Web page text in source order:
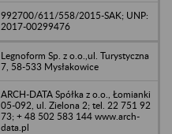
992700/611/558/2015-SAK; UNP:
2017-00299476
Legnoform Sp. z o.o.,ul. Turystyczna
7, 58-533 Mysłakowice
ARCH-DATA Spółka z o.o., Łomianki
05-092, ul. Zielona 2; tel. 22 751 92
73; + 48 502 583 144 www.arch-
data.pl